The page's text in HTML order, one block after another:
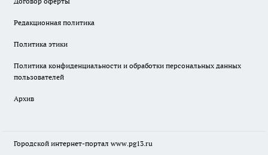
Редакционная политика
Политика этики
Политика конфиденциальности и обработки персональных данных
пользователей
Архив
Городской интернет-портал www.pg13.ru